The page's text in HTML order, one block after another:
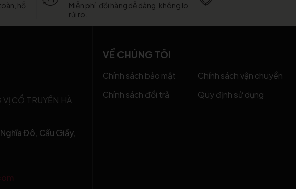
hỗ
Miễn phí, đổi hàng dễ dàng, không lo
rủi ro.
CỔ TRUYỀN HÀ
Đô, Cầu Giấy,
VỀ CHÚNG TÔI
Chính sách bảo mật
Chính sách vận chuyển
Chính sách đổi trả
Quy định sử dụng